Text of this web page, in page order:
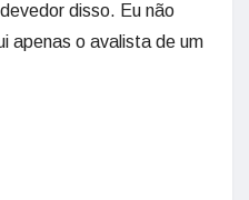
disso. Eu não
apenas o avalista de um